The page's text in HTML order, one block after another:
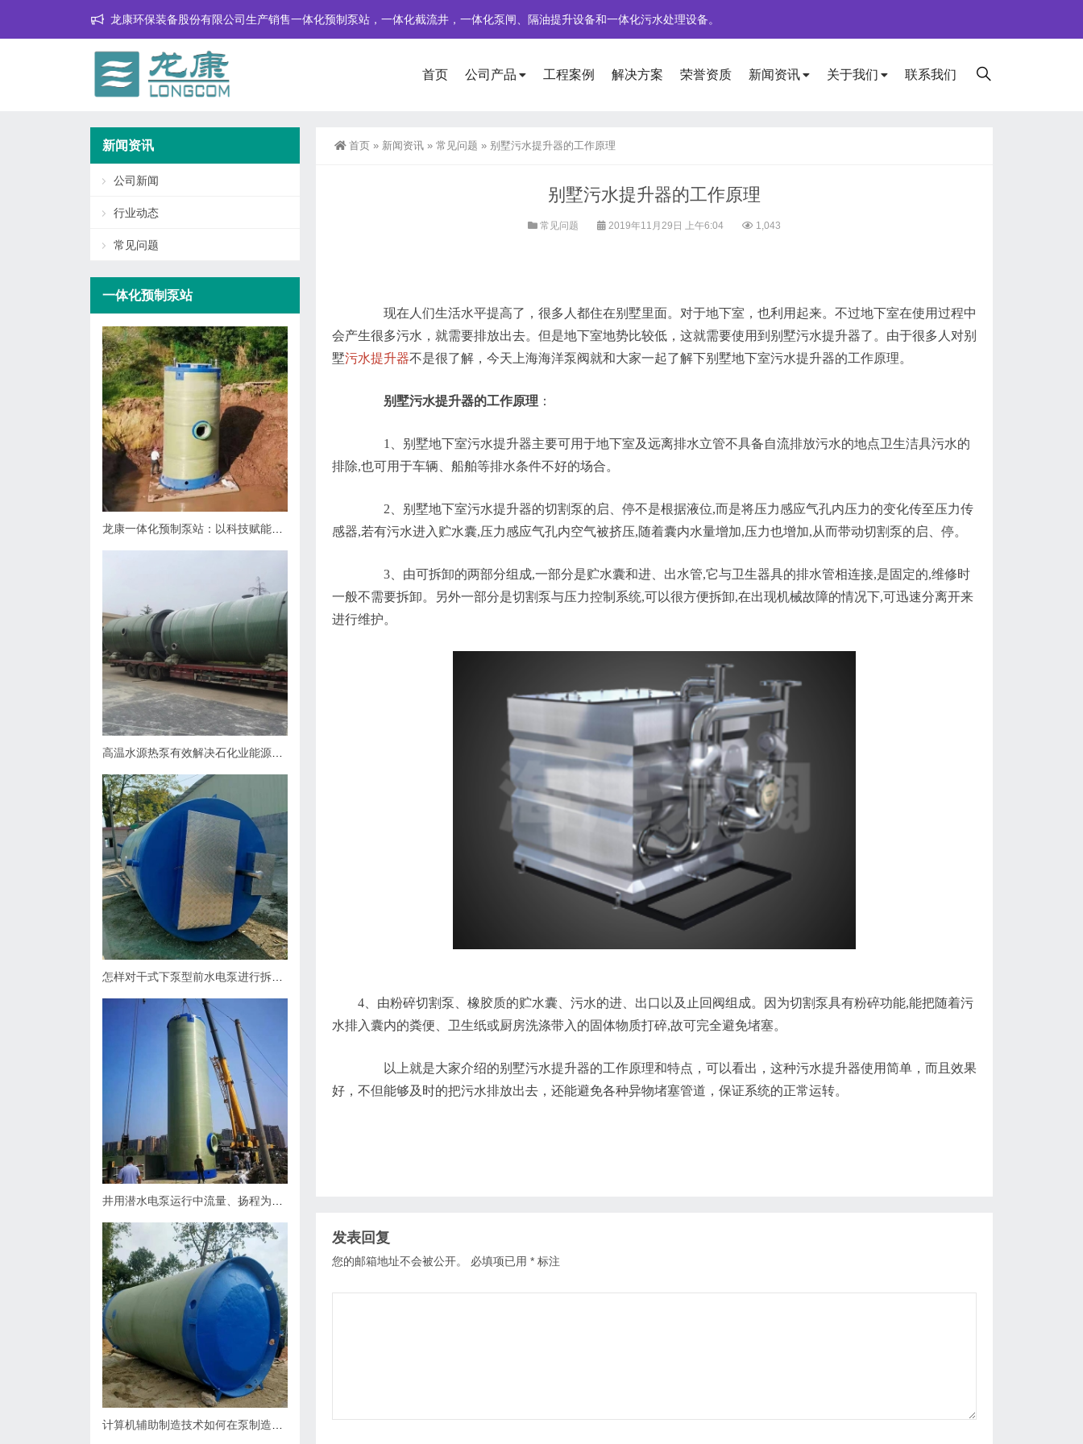
龙康环保装备股份有限公司生产销售一体化预制泵站，一体化截流井，一体化泵闸、隔油提升设备和一体化污水处理设备。
首页 公司产品 工程案例 解决方案 荣誉资质 新闻资讯 关于我们 联系我们
首页 » 新闻资讯 » 常见问题 » 别墅污水提升器的工作原理
别墅污水提升器的工作原理
常见问题 2019年11月29日 上午6:04 1,043
现在人们生活水平提高了，很多人都住在别墅里面。对于地下室，也利用起来。不过地下室在使用过程中
会产生很多污水，就需要排放出去。但是地下室地势比较低，这就需要使用到别墅污水提升器了。由于很多人对别
墅污水提升器不是很了解，今天上海海洋泵阀就和大家一起了解下别墅地下室污水提升器的工作原理。
别墅污水提升器的工作原理 ：
1、别墅地下室污水提升器主要可用于地下室及远离排水立管不具备自流排放污水的地点卫生洁具污水的
排除,也可用于车辆、船舶等排水条件不好的场合。
2、别墅地下室污水提升器的切割泵的启、停不是根据液位,而是将压力感应气孔内压力的变化传至压力传
感器,若有污水进入贮水囊,压力感应气孔内空气被挤压,随着囊内水量增加,压力也增加,从而带动切割泵的启、停。
3、由可拆卸的两部分组成,一部分是贮水囊和进、出水管,它与卫生器具的排水管相连接,是固定的,维修时
一般不需要拆卸。另外一部分是切割泵与压力控制系统,可以很方便拆卸,在出现机械故障的情况下,可迅速分离开来
进行维护。
4、由粉碎切割泵、橡胶质的贮水囊、污水的进、出口以及止回阀组成。因为切割泵具有粉碎功能,能把随着污
水排入囊内的粪便、卫生纸或厨房洗涤带入的固体物质打碎,故可完全避免堵塞。
以上就是大家介绍的别墅污水提升器的工作原理和特点，可以看出，这种污水提升器使用简单，而且效果
好，不但能够及时的把污水排放出去，还能避免各种异物堵塞管道，保证系统的正常运转。
发表回复
您的邮箱地址不会被公开。 必填项已用 * 标注
新闻资讯
公司新闻
行业动态
常见问题
一体化预制泵站